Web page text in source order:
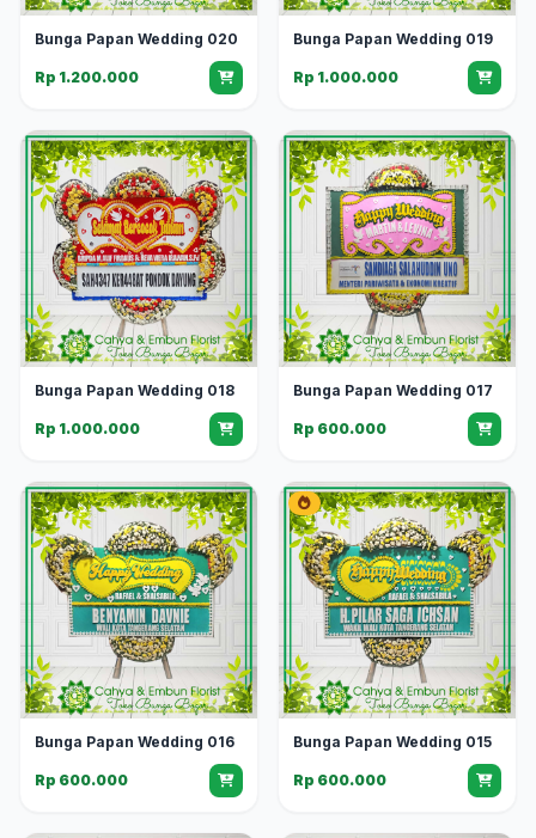
Bunga Papan Wedding 020
Rp 1.200.000
Bunga Papan Wedding 019
Rp 1.000.000
Bunga Papan Wedding 018
Rp 1.000.000
Bunga Papan Wedding 017
Rp 600.000
Bunga Papan Wedding 016
Rp 600.000
Bunga Papan Wedding 015
Rp 600.000